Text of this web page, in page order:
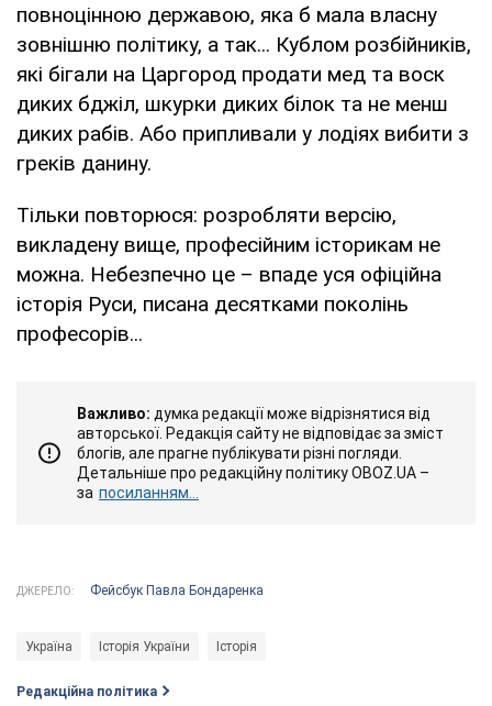
повноцінною державою, яка б мала власну
зовнішню політику, а так... Кублом розбійників,
які бігали на Царгород продати мед та воск
диких бджіл, шкурки диких білок та не менш
диких рабів. Або припливали у лодіях вибити з
греків данину.
Тільки повторюся: розробляти версію,
викладену вище, професійним історикам не
можна. Небезпечно це – впаде уся офіційна
історія Руси, писана десятками поколінь
професорів...
Важливо: думка редакції може відрізнятися від
авторської. Редакція сайту не відповідає за зміст
блогів, але прагне публікувати різні погляди.
Детальніше про редакційну політику OBOZ.UA –
за посиланням...
ДЖЕРЕЛО: Фейсбук Павла Бондаренка
Україна Історія України Історія
Редакційна політика